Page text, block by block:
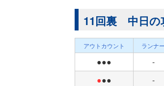
11回裏 中日の
アウトカウント ランナー
●●● -
●●● -